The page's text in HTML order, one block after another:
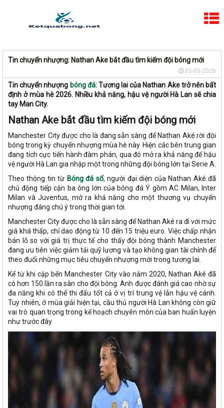
Tin chuyển nhượng: Nathan Ake bắt đầu tìm kiếm đội bóng mới
05-05-2026
Tin chuyển nhượng bóng đá: Tương lai của Nathan Ake trở nên bất
định ở mùa hè 2026. Nhiều khả năng, hậu vệ người Hà Lan sẽ chia
tay Man City.
Nathan Ake bắt đầu tìm kiếm đội bóng mới
Manchester City được cho là đang sẵn sàng để Nathan Aké rời đội
bóng trong kỳ chuyển nhượng mùa hè này. Hiện các bên trung gian
đang tích cực tiến hành đàm phán, qua đó mở ra khả năng để hậu
vệ người Hà Lan gia nhập một trong những đội bóng lớn tại Serie A.
Theo thông tin từ Bóng đá số, người đại diện của Nathan Aké đã
chủ động tiếp cận ba ông lớn của bóng đá Ý gồm AC Milan, Inter
Milan và Juventus, mở ra khả năng cho một thương vụ chuyển
nhượng đáng chú ý trong thời gian tới.
Manchester City được cho là sẵn sàng để Nathan Aké ra đi với mức
giá khá thấp, chỉ dao động từ 10 đến 15 triệu euro. Việc chấp nhận
bán lỗ so với giá trị thực tế cho thấy đội bóng thành Manchester
đang ưu tiên việc giảm tải quỹ lương và tạo không gian tài chính để
theo đuổi những mục tiêu chuyển nhượng mới trong tương lai.
Kể từ khi cập bến Manchester City vào năm 2020, Nathan Aké đã
có hơn 150 lần ra sân cho đội bóng. Anh được đánh giá cao nhờ sự
đa năng khi có thể thi đấu tốt cả ở vị trí trung vệ lẫn hậu vệ cánh.
Tuy nhiên, ở mùa giải hiện tại, cầu thủ người Hà Lan không còn giữ
vai trò quan trọng trong kế hoạch chuyên môn của ban huấn luyện
như trước đây.